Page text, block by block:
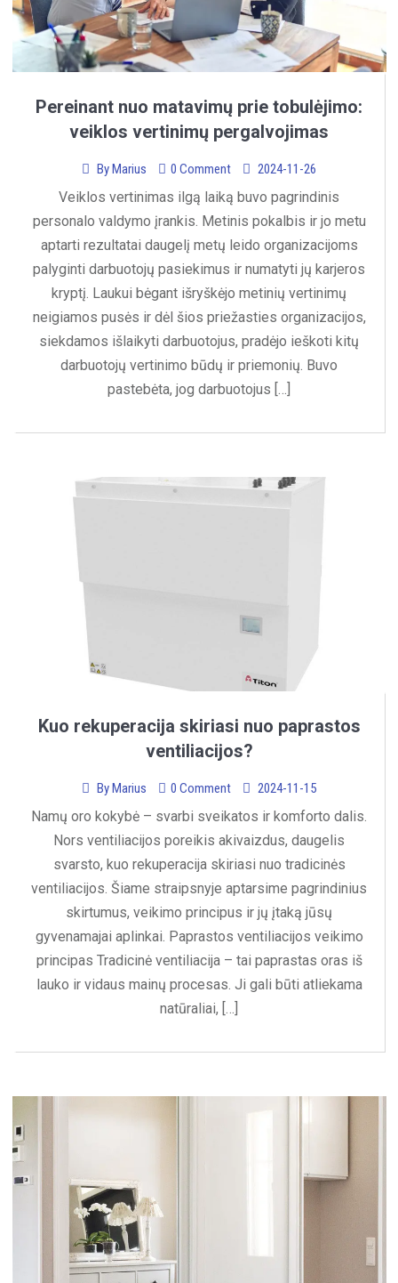
Pereinant nuo matavimų prie tobulėjimo:
veiklos vertinimų pergalvojimas
ByMarius 0 Comment 2024-11-26
Veiklos vertinimas ilgą laiką buvo pagrindinis
personalo valdymo įrankis. Metinis pokalbis ir jo metu
aptarti rezultatai daugelį metų leido organizacijoms
palyginti darbuotojų pasiekimus ir numatyti jų karjeros
kryptį. Laukui bėgant išryškėjo metinių vertinimų
neigiamos pusės ir dėl šios priežasties organizacijos,
siekdamos išlaikyti darbuotojus, pradėjo ieškoti kitų
darbuotojų vertinimo būdų ir priemonių. Buvo
pastebėta, jog darbuotojus […]
Kuo rekuperacija skiriasi nuo paprastos
ventiliacijos?
ByMarius 0 Comment 2024-11-15
Namų oro kokybė – svarbi sveikatos ir komforto dalis.
Nors ventiliacijos poreikis akivaizdus, daugelis
svarsto, kuo rekuperacija skiriasi nuo tradicinės
ventiliacijos. Šiame straipsnyje aptarsime pagrindinius
skirtumus, veikimo principus ir jų įtaką jūsų
gyvenamajai aplinkai. Paprastos ventiliacijos veikimo
principas Tradicinė ventiliacija – tai paprastas oras iš
lauko ir vidaus mainų procesas. Ji gali būti atliekama
natūraliai, […]